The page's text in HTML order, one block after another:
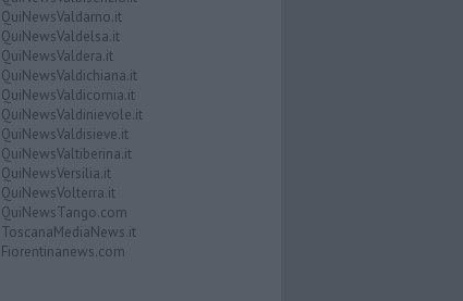
QuiNewsValdarno.it
QuiNewsValdelsa.it
QuiNewsValdera.it
QuiNewsValdichiana.it
QuiNewsValdicornia.it
QuiNewsValdinievole.it
QuiNewsValdisieve.it
QuiNewsValtiberina.it
QuiNewsVersilia.it
QuiNewsVolterra.it
QuiNewsTango.com
ToscanaMediaNews.it
Fiorentinanews.com